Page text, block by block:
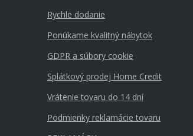
Rychle dodanie
Ponúkame kvalitný nábytok
GDPR a súbory cookie
Splátkový prodej Home Credit
Vrátenie tovaru do 14 dní
Podmienky reklamácie tovaru